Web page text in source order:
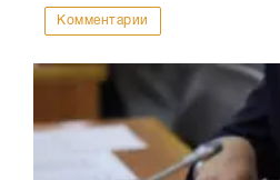
Комментарии